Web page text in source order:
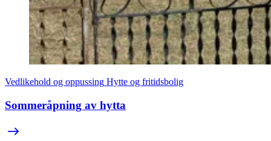
Vedlikehold og oppussing Hytte og fritidsbolig
Sommeråpning av hytta